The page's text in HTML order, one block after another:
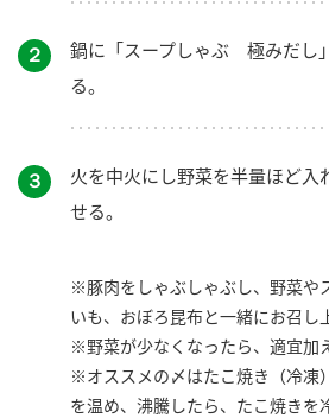
２
鍋に「スープしゃぶ 極みだし
る。
３
火を中火にし野菜を半量ほど入
せる。
※豚肉をしゃぶしゃぶし、野菜や
いも、おぼろ昆布と一緒にお召し
※野菜が少なくなったら、適宜加
※オススメの〆はたこ焼き（冷凍
を温め、沸騰したら、たこ焼きを